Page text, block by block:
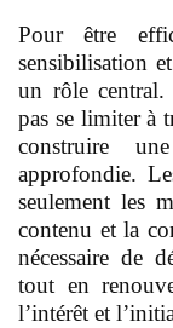
Pour être
sensibilisation
un rôle central.
pas se limiter à
construire
approfondie.
seulement les
contenu et la
nécessaire de
tout en
l’intérêt et